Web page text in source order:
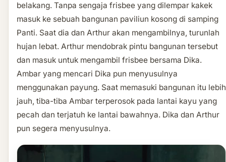
belakang. Tanpa sengaja frisbee yang dilempar kakek
masuk ke sebuah bangunan paviliun kosong di samping
Panti. Saat dia dan Arthur akan mengambilnya, turunlah
hujan lebat. Arthur mendobrak pintu bangunan tersebut
dan masuk untuk mengambil frisbee bersama Dika.
Ambar yang mencari Dika pun menyusulnya
menggunakan payung. Saat memasuki bangunan itu lebih
jauh, tiba-tiba Ambar terperosok pada lantai kayu yang
pecah dan terjatuh ke lantai bawahnya. Dika dan Arthur
pun segera menyusulnya.